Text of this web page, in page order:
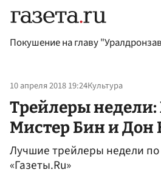
Покушение на главу
10 апреля 2018 19:24Культура
Трейлеры недели:
Мистер Бин и Дон
Лучшие трейлеры недели
«Газеты.Ru»